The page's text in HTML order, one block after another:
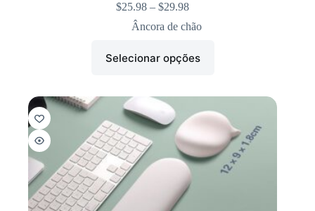
$25.98 – $29.98
Âncora de chão
Selecionar opções